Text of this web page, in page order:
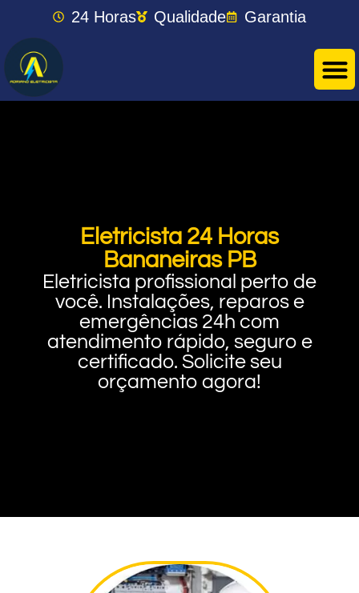
24 Horas Qualidade Garantia
Eletricista 24 Horas
Bananeiras PB
Eletricista profissional perto de
você. Instalações, reparos e
emergências 24h com
atendimento rápido, seguro e
certificado. Solicite seu
orçamento agora!